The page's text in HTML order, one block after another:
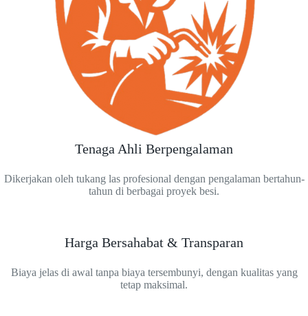
Tenaga Ahli Berpengalaman
Dikerjakan oleh tukang las profesional dengan pengalaman bertahun-
tahun di berbagai proyek besi.
Harga Bersahabat & Transparan
Biaya jelas di awal tanpa biaya tersembunyi, dengan kualitas yang
tetap maksimal.